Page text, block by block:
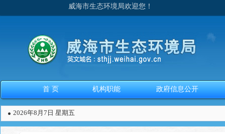
威海市生态环境局欢迎您！
首 页 机构职能 政府信息公开
2026年8月7日 星期五